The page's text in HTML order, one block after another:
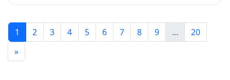
1 2 3 4 5 6 7 8 9 ...
20
»